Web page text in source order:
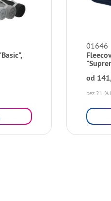
01646
od
bez 21 %